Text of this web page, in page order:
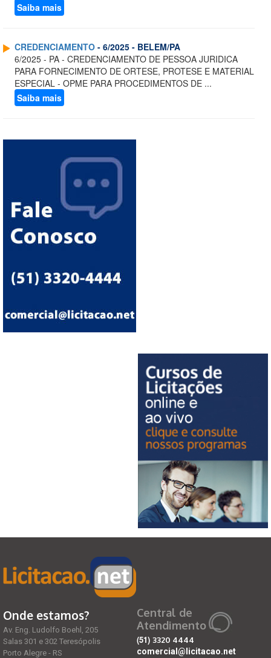
Saiba mais
CREDENCIAMENTO - 6/2025 - BELEM/PA
6/2025 - PA - CREDENCIAMENTO DE PESSOA JURIDICA
PARA FORNECIMENTO DE ORTESE, PROTESE E MATERIAL
ESPECIAL - OPME PARA PROCEDIMENTOS DE ...
Saiba mais
Onde estamos?
Av. Eng. Ludolfo Boehl, 205
Salas 301 e 302 Teresópolis
Porto Alegre - RS
Central de
Atendimento
(51) 3320 4444
comercial@licitacao.net